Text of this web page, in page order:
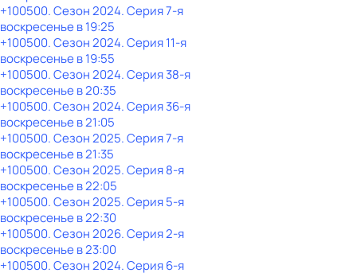
+100500. Сезон 2024. Серия 7-я
воскресенье в19:25
+100500. Сезон 2024. Серия 11-я
воскресенье в19:55
+100500. Сезон 2024. Серия 38-я
воскресенье в20:35
+100500. Сезон 2024. Серия 36-я
воскресенье в21:05
+100500. Сезон 2025. Серия 7-я
воскресенье в21:35
+100500. Сезон 2025. Серия 8-я
воскресенье в22:05
+100500. Сезон 2025. Серия 5-я
воскресенье в22:30
+100500. Сезон 2026. Серия 2-я
воскресенье в23:00
+100500. Сезон 2024. Серия 6-я